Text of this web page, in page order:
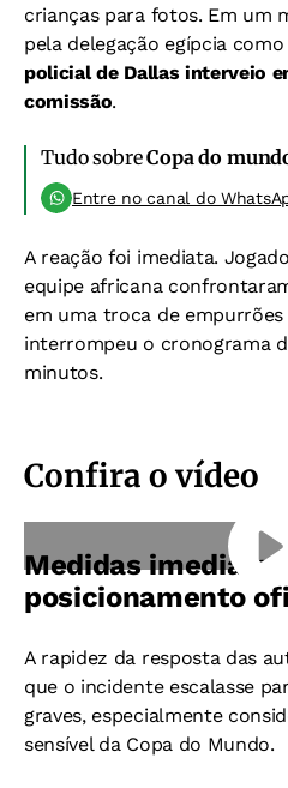
crianças para fotos. Em um
pela delegação egípcia
policial de Dallas interveio
comissão.
Tudo sobreCopa do
Entre no canal do
A reação foi imediata.
equipe africana
em uma troca de
interrompeu o cronograma
minutos.
Confira o vídeo
Medidas
posicionamento
A rapidez da resposta das
que o incidente escalasse
graves, especialmente
sensível da Copa do Mundo.